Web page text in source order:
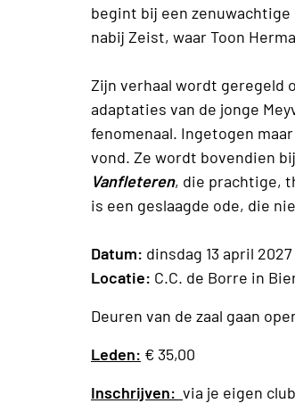
begint bij een zenuwachtige
nabij Zeist, waar Toon
Zijn verhaal wordt geregeld
adaptaties van de jonge
fenomenaal. Ingetogen
vond. Ze wordt bovendien
Vanfleteren, die prachtige,
is een geslaagde ode, die
Datum: dinsdag 13 april 2027
Locatie: C.C. de Borre in
Deuren van de zaal gaan
Leden: € 35,00
Inschrijven: via je eigen